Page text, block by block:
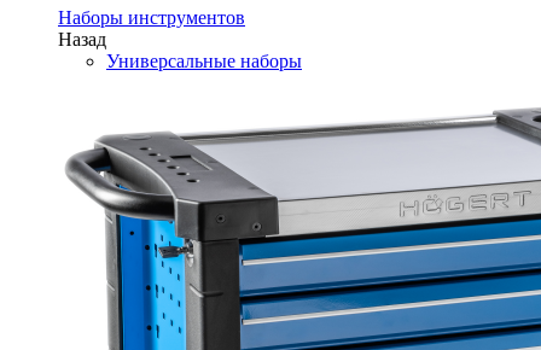
Наборы инструментов
Назад
Универсальные наборы